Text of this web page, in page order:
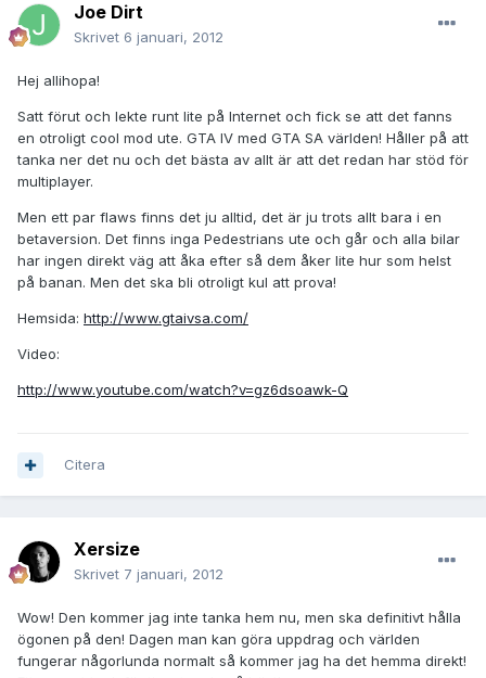
Joe Dirt
Skrivet 6 januari, 2012
Hej allihopa!
Satt förut och lekte runt lite på Internet och fick se att det fanns
en otroligt cool mod ute. GTA IV med GTA SA världen! Håller på att
tanka ner det nu och det bästa av allt är att det redan har stöd för
multiplayer.
Men ett par flaws finns det ju alltid, det är ju trots allt bara i en
betaversion. Det finns inga Pedestrians ute och går och alla bilar
har ingen direkt väg att åka efter så dem åker lite hur som helst
på banan. Men det ska bli otroligt kul att prova!
Hemsida: http://www.gtaivsa.com/
Video:
http://www.youtube.com/watch?v=gz6dsoawk-Q
Citera
Xersize
Skrivet 7 januari, 2012
Wow! Den kommer jag inte tanka hem nu, men ska definitivt hålla
ögonen på den! Dagen man kan göra uppdrag och världen
fungerar någorlunda normalt så kommer jag ha det hemma direkt!